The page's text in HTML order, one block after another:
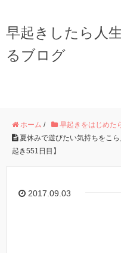
早起きしたら人
るブログ
ホーム / 早起きをはじめた
夏休みで遊びたい気持ちをこ
起き551日目】
2017.09.03